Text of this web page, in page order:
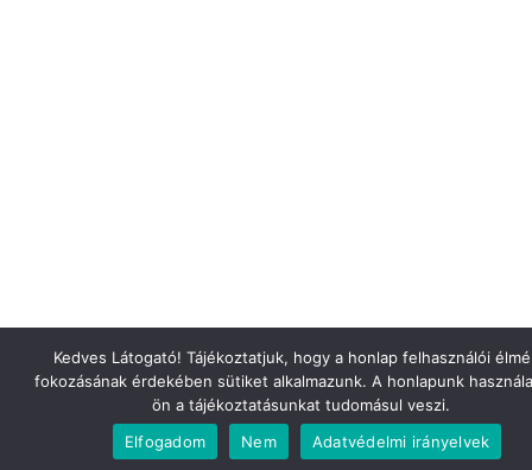
Kedves Látogató! Tájékoztatjuk, hogy a honlap felhasználói
fokozásának érdekében sütiket alkalmazunk. A honlapunk
ön a tájékoztatásunkat tudomásul veszi.
Elfogadom
Nem Adatvédelmi irányelvek